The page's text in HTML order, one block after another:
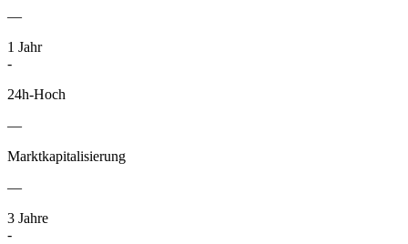
—
1 Jahr
-
24h-Hoch
—
Marktkapitalisierung
—
3 Jahre
-